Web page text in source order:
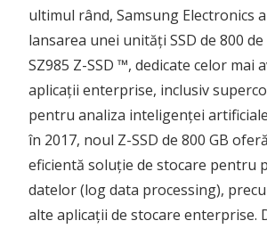
ultimul rând, Samsung Electronics
lansarea unei unități SSD de 800
SZ985 Z-SSD ™, dedicate celor mai
aplicații enterprise, inclusiv
pentru analiza inteligenței
în 2017, noul Z-SSD de 800 GB
eficientă soluție de stocare pentru
datelor (log data processing),
alte aplicații de stocare enterprise.